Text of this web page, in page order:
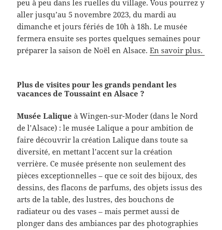
peu à peu dans les ruelles du village. Vous pourrez y
aller jusqu’au 5 novembre 2023, du mardi au
dimanche et jours fériés de 10h à 18h. Le musée
fermera ensuite ses portes quelques semaines pour
préparer la saison de Noël en Alsace.En savoir plus.
Plus de visites pour les grands pendant les
vacances de Toussaint en Alsace ?
Musée Lalique à Wingen-sur-Moder (dans le Nord
de l’Alsace) : le musée Lalique a pour ambition de
faire découvrir la création Lalique dans toute sa
diversité, en mettant l’accent sur la création
verrière. Ce musée présente non seulement des
pièces exceptionnelles – que ce soit des bijoux, des
dessins, des flacons de parfums, des objets issus des
arts de la table, des lustres, des bouchons de
radiateur ou des vases – mais permet aussi de
plonger dans des ambiances par des photographies